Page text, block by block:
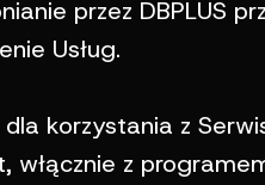
przez DBPLUS
Usług.
dla korzystania z
włącznie z